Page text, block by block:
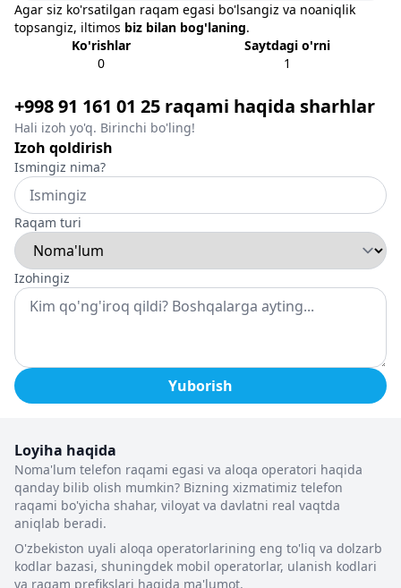
Agar siz ko'rsatilgan raqam egasi bo'lsangiz va noaniqlik
topsangiz, iltimos biz bilan bog'laning.
Ko'rishlar
0
Saytdagi o'rni
1
+998 91 161 01 25 raqami haqida sharhlar
Hali izoh yo'q. Birinchi bo'ling!
Izoh qoldirish
Ismingiz nima?
Raqam turi
Izohingiz
Yuborish
Loyiha haqida
Noma'lum telefon raqami egasi va aloqa operatori haqida
qanday bilib olish mumkin? Bizning xizmatimiz telefon
raqami bo'yicha shahar, viloyat va davlatni real vaqtda
aniqlab beradi.
O'zbekiston uyali aloqa operatorlarining eng to'liq va dolzarb
kodlar bazasi, shuningdek mobil operatorlar, ulanish kodlari
va raqam prefikslari haqida ma'lumot.